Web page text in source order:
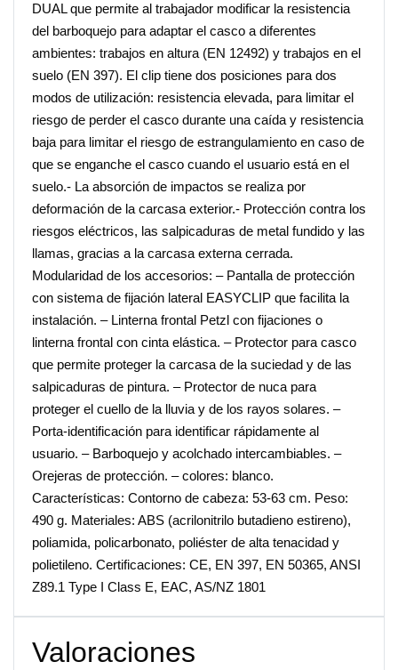
DUAL que permite al trabajador modificar la resistencia
del barboquejo para adaptar el casco a diferentes
ambientes: trabajos en altura (EN 12492) y trabajos en el
suelo (EN 397). El clip tiene dos posiciones para dos
modos de utilización: resistencia elevada, para limitar el
riesgo de perder el casco durante una caída y resistencia
baja para limitar el riesgo de estrangulamiento en caso de
que se enganche el casco cuando el usuario está en el
suelo.- La absorción de impactos se realiza por
deformación de la carcasa exterior.- Protección contra los
riesgos eléctricos, las salpicaduras de metal fundido y las
llamas, gracias a la carcasa externa cerrada.
Modularidad de los accesorios: – Pantalla de protección
con sistema de fijación lateral EASYCLIP que facilita la
instalación. – Linterna frontal Petzl con fijaciones o
linterna frontal con cinta elástica. – Protector para casco
que permite proteger la carcasa de la suciedad y de las
salpicaduras de pintura. – Protector de nuca para
proteger el cuello de la lluvia y de los rayos solares. –
Porta-identificación para identificar rápidamente al
usuario. – Barboquejo y acolchado intercambiables. –
Orejeras de protección. – colores: blanco.
Características: Contorno de cabeza: 53-63 cm. Peso:
490 g. Materiales: ABS (acrilonitrilo butadieno estireno),
poliamida, policarbonato, poliéster de alta tenacidad y
polietileno. Certificaciones: CE, EN 397, EN 50365, ANSI
Z89.1 Type I Class E, EAC, AS/NZ 1801
Valoraciones